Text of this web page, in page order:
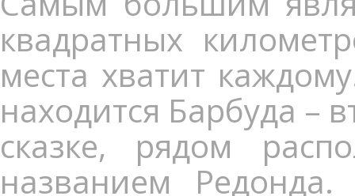
квадратных
места хватит
находится Барбуда –
сказке, рядом
названием